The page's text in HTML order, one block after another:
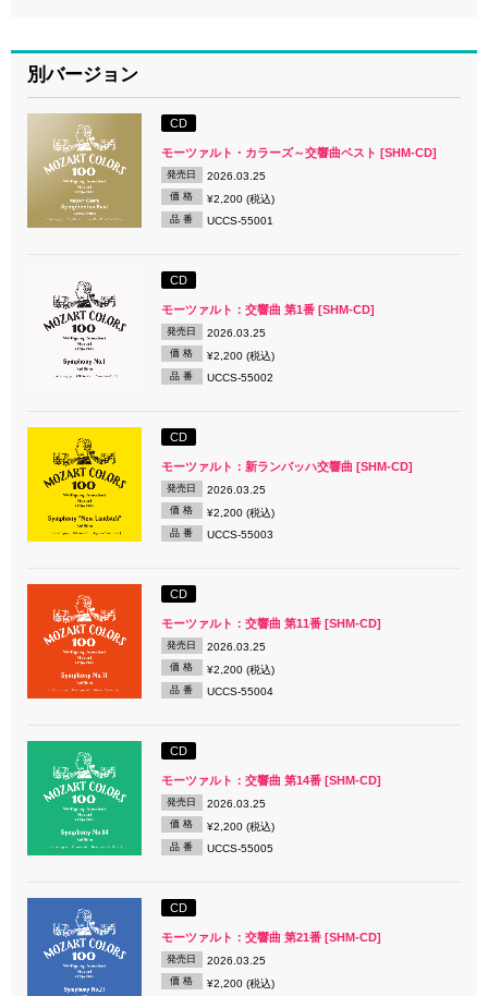
別バージョン
CD
モーツァルト・カラーズ～交響曲ベスト [SHM-CD]
発売日 2026.03.25
価 格 ¥2,200 (税込)
品 番 UCCS-55001
CD
モーツァルト：交響曲 第1番 [SHM-CD]
発売日 2026.03.25
価 格 ¥2,200 (税込)
品 番 UCCS-55002
CD
モーツァルト：新ランバッハ交響曲 [SHM-CD]
発売日 2026.03.25
価 格 ¥2,200 (税込)
品 番 UCCS-55003
CD
モーツァルト：交響曲 第11番 [SHM-CD]
発売日 2026.03.25
価 格 ¥2,200 (税込)
品 番 UCCS-55004
CD
モーツァルト：交響曲 第14番 [SHM-CD]
発売日 2026.03.25
価 格 ¥2,200 (税込)
品 番 UCCS-55005
CD
モーツァルト：交響曲 第21番 [SHM-CD]
発売日 2026.03.25
価 格 ¥2,200 (税込)